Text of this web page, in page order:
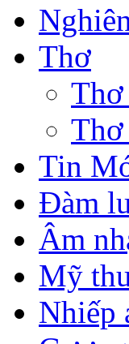
Thơ
Tin
Đàm
Âm
Mỹ
Nhiếp